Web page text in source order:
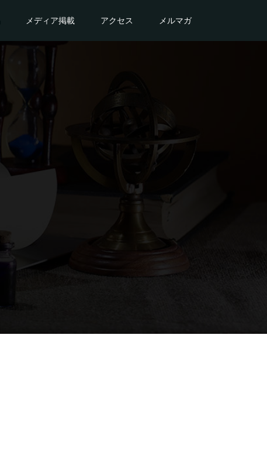
メディア掲載 アクセス メルマガ